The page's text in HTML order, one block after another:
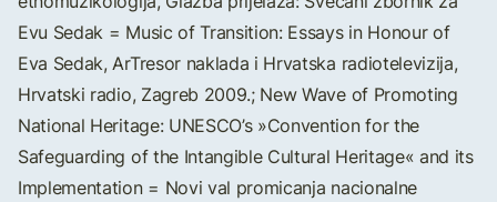
Evu Sedak = Music of Transition: Essays in Honour of
Eva Sedak, ArTresor naklada i Hrvatska radiotelevizija,
Hrvatski radio, Zagreb 2009.; New Wave of Promoting
National Heritage: UNESCO’s »Convention for the
Safeguarding of the Intangible Cultural Heritage« and its
Implementation = Novi val promicanja nacionalne